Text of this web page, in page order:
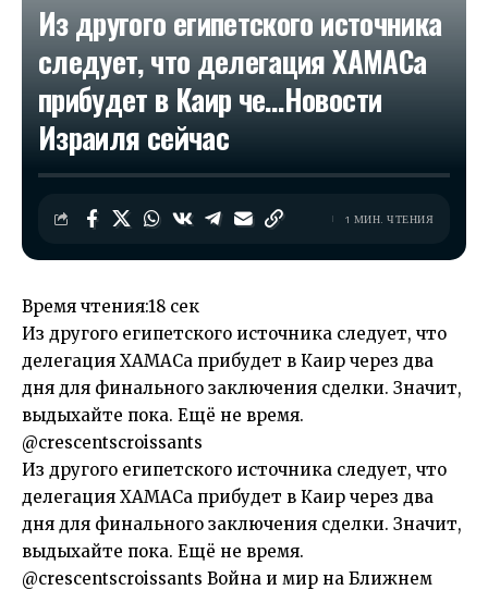
Из другого египетского источника
следует, что делегация ХАМАСа
прибудет в Каир че…​Новости
Израиля сейчас
1 МИН. ЧТЕНИЯ
Время чтения:18 сек
Из другого египетского источника следует, что
делегация ХАМАСа прибудет в Каир через два
дня для финального заключения сделки. Значит,
выдыхайте пока. Ещё не время.
@crescentscroissants
Из другого египетского источника следует, что
делегация ХАМАСа прибудет в Каир через два
дня для финального заключения сделки. Значит,
выдыхайте пока. Ещё не время.
@crescentscroissants Война и мир на Ближнем